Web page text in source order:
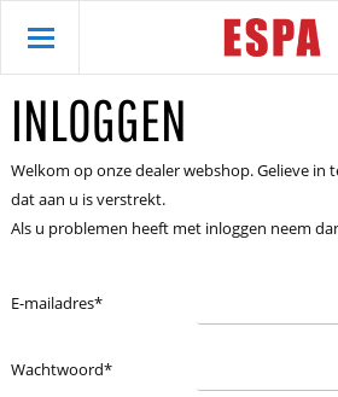
INLOGGEN
Welkom op onze dealer webshop. Gelieve in
dat aan u is verstrekt.
Als u problemen heeft met inloggen neem
E-mailadres*
Wachtwoord*